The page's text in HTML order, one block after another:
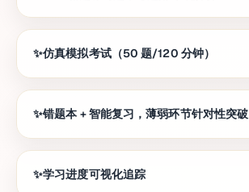
仿真模拟考试（50 题/120 分钟）
错题本 + 智能复习，薄弱环节针对性突破
学习进度可视化追踪